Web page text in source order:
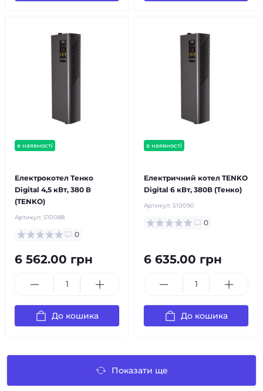
в наявності
Електрокотел Тенко
Digital 4,5 кВт, 380 В
(TENKO)
Артикул: 510088
0
6 562.00 грн
До кошика
в наявності
Електричний котел TENKO
Digital 6 кВт, 380В (Тенко)
Артикул: 510090
0
6 635.00 грн
До кошика
Показати ще